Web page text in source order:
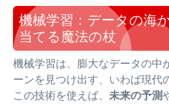
機械学習：データの海
当てる魔法の杖
機械学習は、膨大なデータの中
ーンを見つけ出す、いわば現代
この技術を使えば、未来の予測